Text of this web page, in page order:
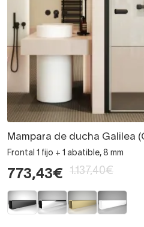
Mampara de ducha Galilea
Frontal 1 fijo + 1 abatible, 8 mm
773,43€ 1.137,40€